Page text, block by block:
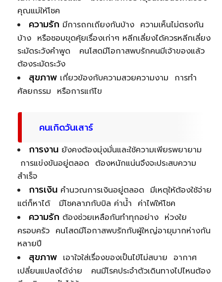
คุณแม่ให้โชค
ความรัก มีการถกเถียงกันบ้าง ความเห็นไม่ตรงกัน
บ้าง หรือชอบขุดคุ้ยเรื่องเก่าๆ หลีกเลี่ยงได้ควรหลีกเลี่ยง
ระมัดระวังคำพูด คนโสดมีโอกาสพบรักคนมีเจ้าของแล้ว
ต้องระมัดระวัง
สุขภาพ เกี่ยวข้องกับความสวยความงาม การทำ
ศัลยกรรม หรือการแก้ไข
คนเกิดวันเสาร์
การงาน ยังคงต้องมุ่งมั่นและใช้ความเพียรพยายาม
การแข่งขันอยู่ตลอด ต้องหนักแน่นจึงจะประสบความ
สำเร็จ
การเงิน คำนวณการเงินอยู่ตลอด มีเหตุให้ต้องใช้จ่าย
แต่ก็หาได้ มีโชคลาภกับบิล ค่าน้ำ ค่าไฟให้โชค
ความรัก ต้องช่วยเหลือกันทำทุกอย่าง ห่วงใย
ครอบครัว คนโสดมีโอกาสพบรักกับผู้ใหญ่อายุมากห่างกัน
หลายปี
สุขภาพ เอาใจใส่เรื่องของเป็นไข้ไม่สบาย อากาศ
เปลี่ยนแปลงได้ง่าย คนมีโรคประจำตัวเดินทางไปไหนต้อง